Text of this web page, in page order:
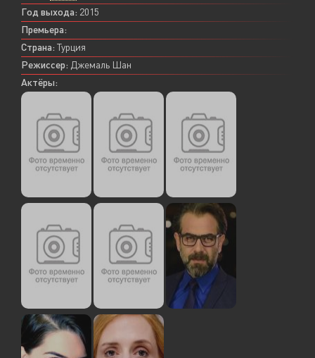
Год выхода: 2015
Премьера:
Страна: Турция
Режиссер: Джемаль Шан
Актёры: